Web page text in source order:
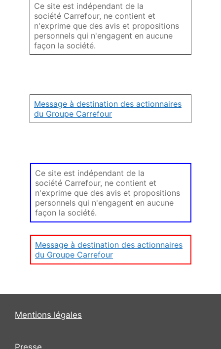
Ce site est indépendant de la
société Carrefour, ne contient et
n'exprime que des avis et propositions
personnels qui n'engagent en aucune
façon la société.
Message à destination des actionnaires
du Groupe Carrefour
Ce site est indépendant de la
société Carrefour, ne contient et
n'exprime que des avis et propositions
personnels qui n'engagent en aucune
façon la société.
Message à destination des actionnaires
du Groupe Carrefour
Mentions légales
Presse